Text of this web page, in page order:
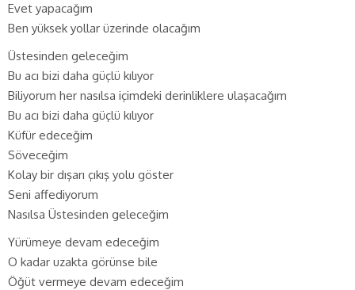
Evet yapacağım
Ben yüksek yollar üzerinde olacağım
Üstesinden geleceğim
Bu acı bizi daha güçlü kılıyor
Biliyorum her nasılsa içimdeki derinliklere ulaşacağım
Bu acı bizi daha güçlü kılıyor
Küfür edeceğim
Söveceğim
Kolay bir dışarı çıkış yolu göster
Seni affediyorum
Nasılsa Üstesinden geleceğim
Yürümeye devam edeceğim
O kadar uzakta görünse bile
Öğüt vermeye devam edeceğim